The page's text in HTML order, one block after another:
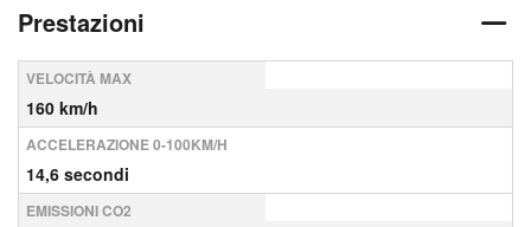
Prestazioni
VELOCITÀ MAX
160 km/h
ACCELERAZIONE 0-100KM/H
14,6 secondi
EMISSIONI CO2